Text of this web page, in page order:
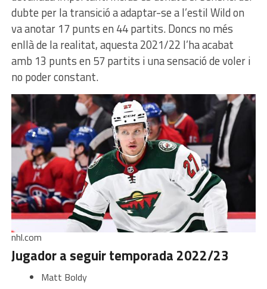
dubte per la transició a adaptar-se a l’estil Wild on
va anotar 17 punts en 44 partits. Doncs no més
enllà de la realitat, aquesta 2021/22 l’ha acabat
amb 13 punts en 57 partits i una sensació de voler i
no poder constant.
nhl.com
Jugador a seguir temporada 2022/23
Matt Boldy